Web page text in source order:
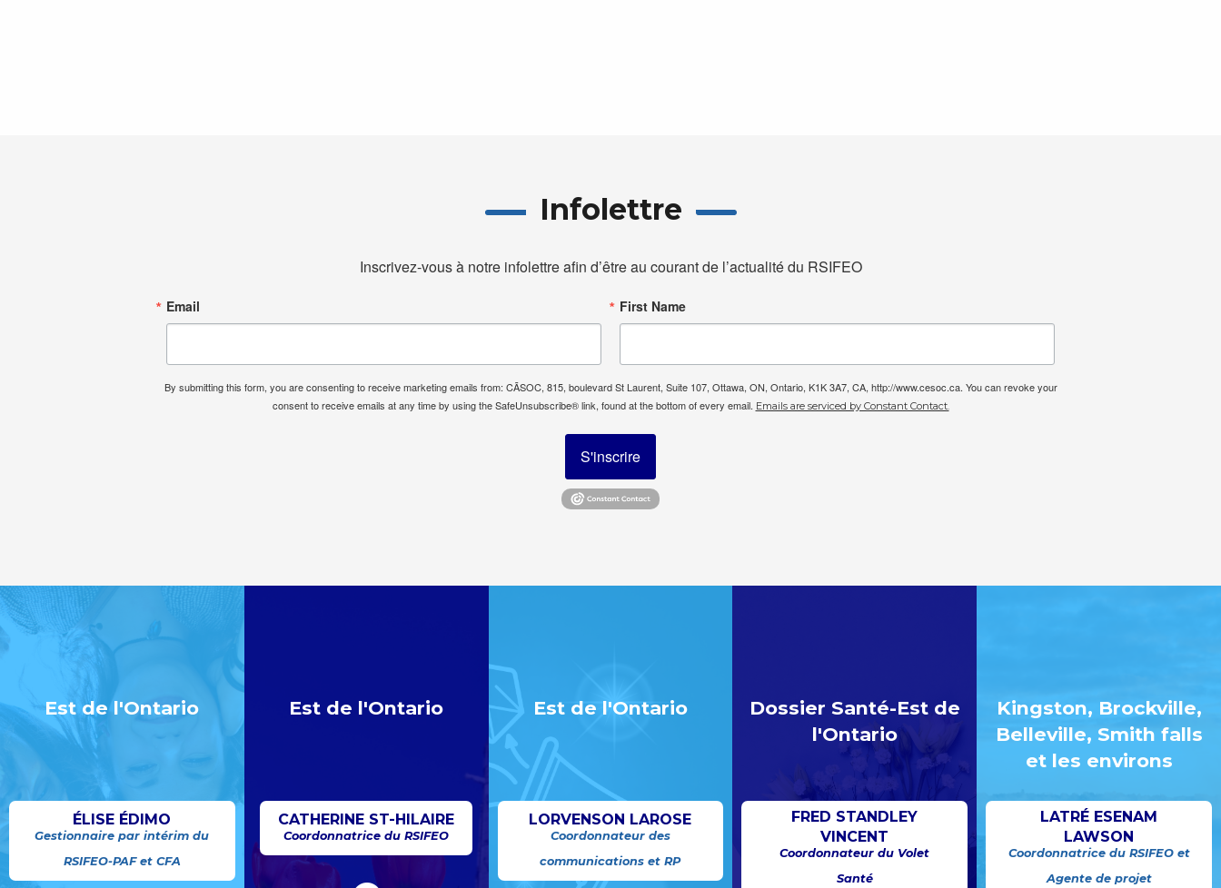
Infolettre
Inscrivez-vous à notre infolettre afin d’être au courant de l’actualité du RSIFEO
Email First Name
By submitting this form, you are consenting to receive marketing emails from: CÃSOC, 815, boulevard St Laurent, Suite 107, Ottawa, ON, Ontario, K1K 3A7, CA, http://www.cesoc.ca. You can revoke your
consent to receive emails at any time by using the SafeUnsubscribe® link, found at the bottom of every email. Emails are serviced by Constant Contact.
S'inscrire
Est de l'Ontario
ÉLISE ÉDIMO
Gestionnaire par intérim du
RSIFEO-PAF et CFA
Est de l'Ontario
CATHERINE ST-HILAIRE
Coordonnatrice du RSIFEO
Est de l'Ontario
LORVENSON LAROSE
Coordonnateur des
communications et RP
Dossier Santé-Est de
l'Ontario
FRED STANDLEY
VINCENT
Coordonnateur du Volet
Santé
Kingston, Brockville,
Belleville, Smith falls
et les environs
LATRÉ ESENAM
LAWSON
Coordonnatrice du RSIFEO et
Agente de projet